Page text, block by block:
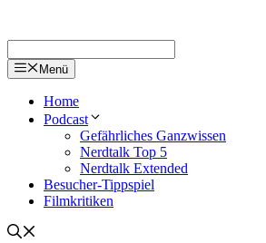
Menü
Home
Podcast
Gefährliches Ganzwissen
Nerdtalk Top 5
Nerdtalk Extended
Besucher-Tippspiel
Filmkritiken